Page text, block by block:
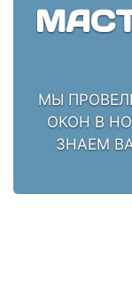
МЫ
ОКОН В
ЗНАЕМ